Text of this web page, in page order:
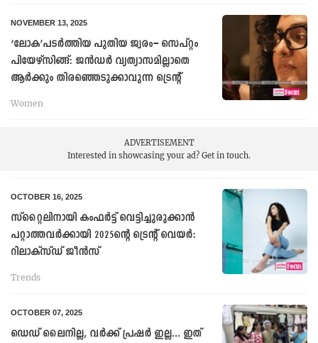
NOVEMBER 13, 2025
‘ലോക’പടർത്തിയ പുതിയ ജ്വരം– സെപ്റ്റം
പിയേഴ്സിങ്ങ്: ജൻഡർ വ്യത്യാസമില്ലാതെ
ആർക്കും തിരഞ്ഞെടുക്കാവുന്ന ട്രെന്റ്
Women
ADVERTISEMENT
Interested in showcasing your ad? Get in touch.
OCTOBER 16, 2025
സ്റ്റൈലിനായി കംഫർട്ട് വെട്ടിച്ചുരുക്കാൻ
പറ്റാത്തവർക്കായി 2025ന്റെ ട്രെന്റ് വെയർ:
റിലാക്സ്ഡ് ജീൻസ്
Trends
OCTOBER 07, 2025
ഡെഡ് ലൈനില്ല, വർക്ക് പ്രഷർ ഇല്ല... ഇത്